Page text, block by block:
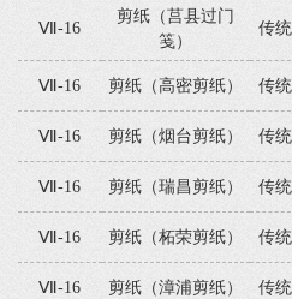
Ⅶ-16
剪纸（莒县过门
笺）
传
Ⅶ-16 剪纸（高密剪纸） 传
Ⅶ-16 剪纸（烟台剪纸） 传
Ⅶ-16 剪纸（瑞昌剪纸） 传
Ⅶ-16 剪纸（柘荣剪纸） 传
Ⅶ-16 剪纸（漳浦剪纸） 传